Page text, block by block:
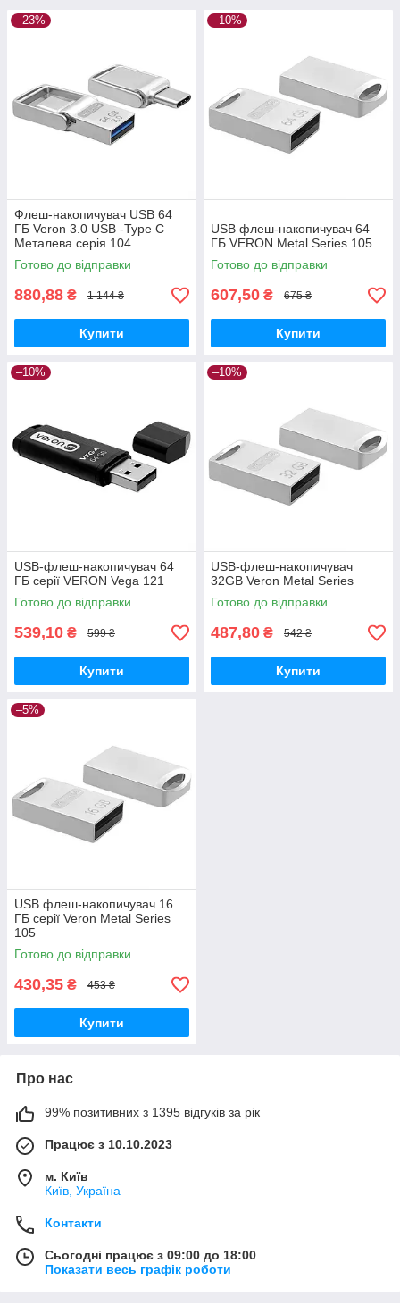
–23%
Флеш-накопичувач USB 64
ГБ Veron 3.0 USB -Type C
Металева серія 104
Готово до відправки
880,88 ₴ 1 144 ₴
Купити
–10%
USB флеш-накопичувач 64
ГБ VERON Metal Series 105
Готово до відправки
607,50 ₴ 675 ₴
Купити
–10%
USB-флеш-накопичувач 64
ГБ серії VERON Vega 121
Готово до відправки
539,10 ₴ 599 ₴
Купити
–10%
USB-флеш-накопичувач
32GB Veron Metal Series
Готово до відправки
487,80 ₴ 542 ₴
Купити
–5%
USB флеш-накопичувач 16
ГБ серії Veron Metal Series
105
Готово до відправки
430,35 ₴ 453 ₴
Купити
Про нас
99% позитивних з 1395 відгуків за рік
Працює з 10.10.2023
м. Київ
Київ, Україна
Контакти
Сьогодні працює з 09:00 до 18:00
Показати весь графік роботи